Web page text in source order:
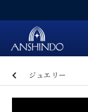
ジュエリー